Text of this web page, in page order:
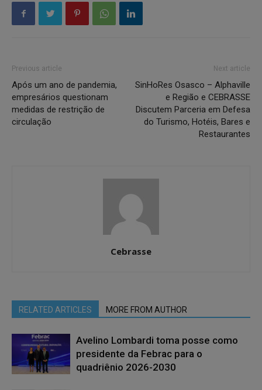
Previous article
Após um ano de pandemia,
empresários questionam
medidas de restrição de
circulação
Next article
SinHoRes Osasco – Alphaville
e Região e CEBRASSE
Discutem Parceria em Defesa
do Turismo, Hotéis, Bares e
Restaurantes
Cebrasse
RELATED ARTICLES MORE FROM AUTHOR
Avelino Lombardi toma posse como
presidente da Febrac para o
quadriênio 2026-2030